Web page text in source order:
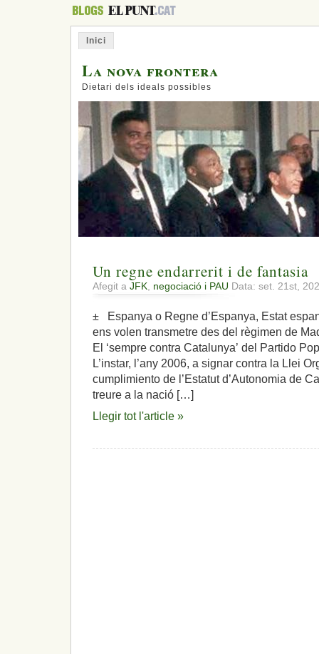
Inici
La nova frontera
Dietari dels ideals possibles
Un regne endarrerit i de fantasia
Afegit a JFK negociació i PAU Data: set. 21st,
± Espanya o Regne d’Espanya, Estat
ens volen transmetre des del règimen de
El ‘sempre contra Catalunya’ del Partido
L’instar, l’any 2006, a signar contra la Llei
cumplimiento de l’Estatut d’Autonomia de
treure a la nació […]
Llegir tot l'article »